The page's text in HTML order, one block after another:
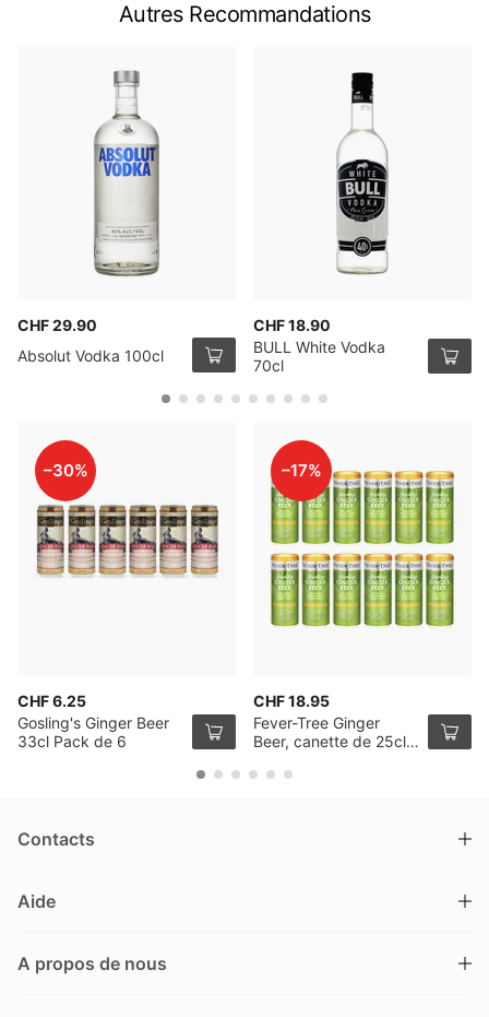
Autres Recommandations
CHF 29.90
Absolut Vodka 100cl
CHF 18.90
BULL White Vodka
70cl
–30%
CHF 6.25
Gosling's Ginger Beer
33cl Pack de 6
–17%
CHF 18.95
Fever-Tree Ginger
Beer, canette de 25cl,
Contacts
Nüschelerstrasse 35
Suisse
Aide
Processus de commande
A propos de nous